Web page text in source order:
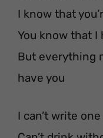
I know that
You know that
But everything
have you
I can’t write